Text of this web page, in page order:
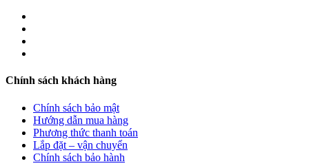
Chính sách khách hàng
Chính sách bảo mật
Hướng dẫn mua hàng
Phương thức thanh toán
Lắp đặt – vận chuyển
Chính sách bảo hành